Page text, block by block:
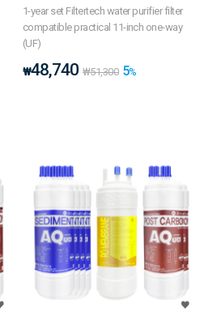
1-year set Filtertech water purifier filter
compatible practical 11-inch one-way
(UF)
₩48,740 ₩51,300 5%